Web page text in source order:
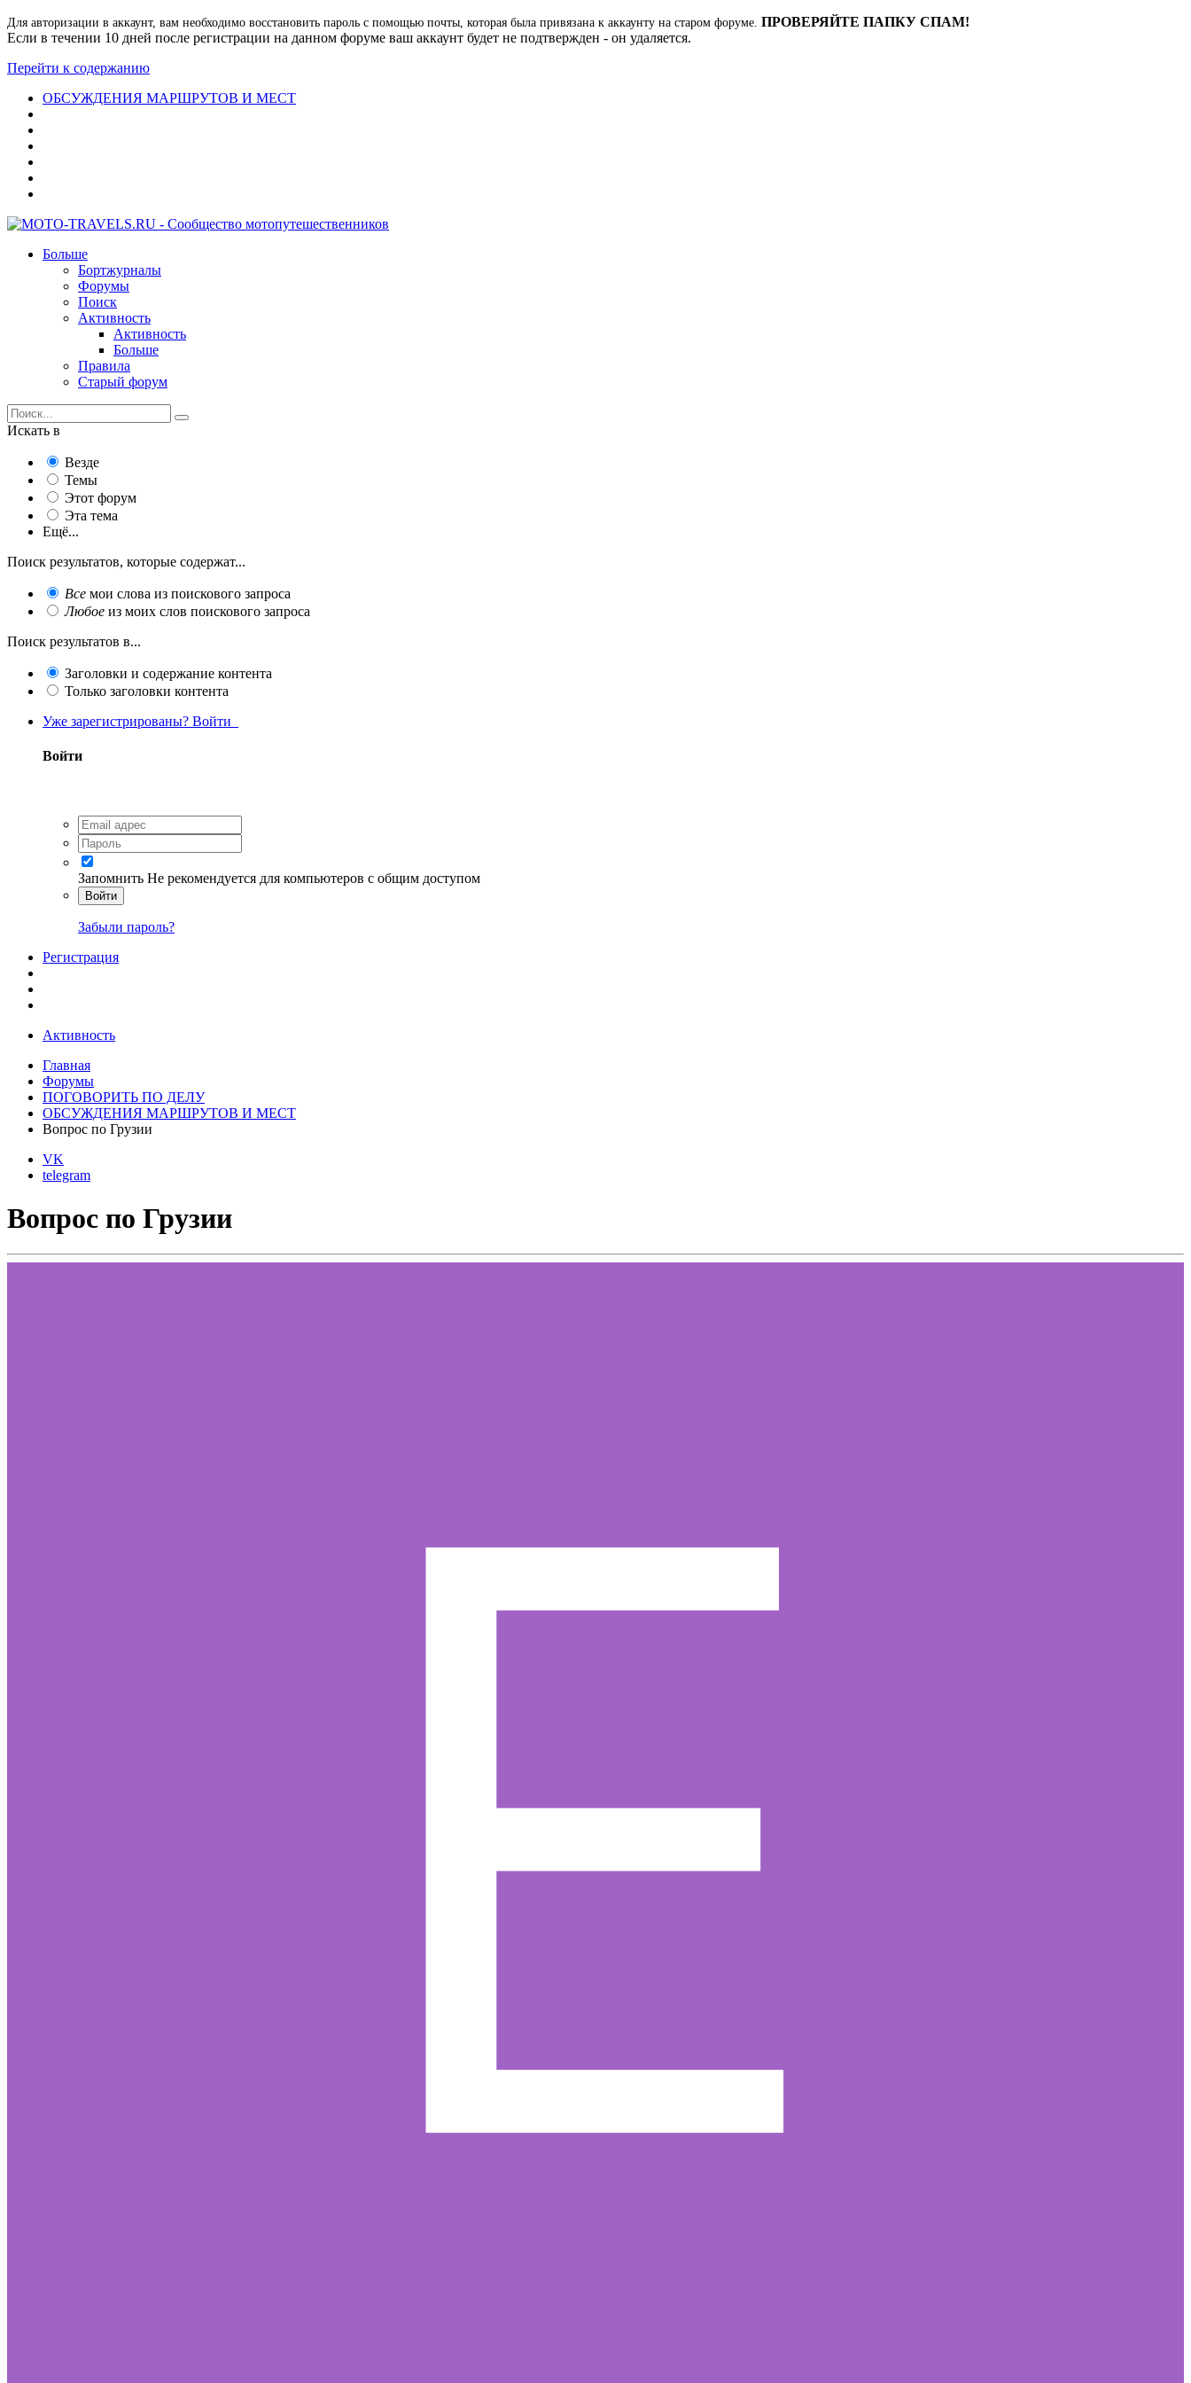
Для авторизации в аккаунт, вам необходимо восстановить пароль с помощью почты, которая была привязана к аккаунту на старом форуме. ПРОВЕРЯЙТЕ ПАПКУ СПАМ!
Если в течении 10 дней после регистрации на данном форуме ваш аккаунт будет не подтвержден - он удаляется.
Перейти к содержанию
ОБСУЖДЕНИЯ МАРШРУТОВ И МЕСТ
Больше
Бортжурналы
Форумы
Поиск
Активность
Активность
Больше
Правила
Старый форум
Искать в
Везде
Темы
Этот форум
Эта тема
Ещё...
Поиск результатов, которые содержат...
Все мои слова из поискового запроса
Любое из моих слов поискового запроса
Поиск результатов в...
Заголовки и содержание контента
Только заголовки контента
Уже зарегистрированы? Войти
Войти
Запомнить Не рекомендуется для компьютеров с общим доступом
Войти
Забыли пароль?
Регистрация
Активность
Главная
Форумы
ПОГОВОРИТЬ ПО ДЕЛУ
ОБСУЖДЕНИЯ МАРШРУТОВ И МЕСТ
Вопрос по Грузии
VK
telegram
Вопрос по Грузии